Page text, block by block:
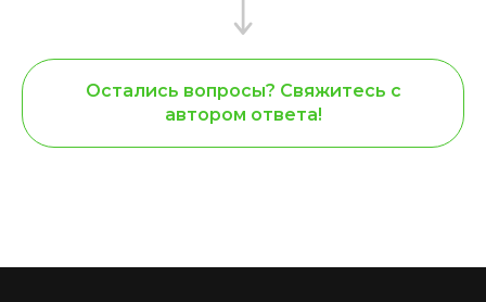
Остались вопросы? Свяжитесь с
автором ответа!